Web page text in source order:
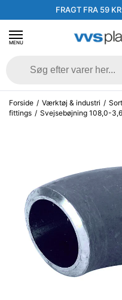
FRAGT FRA 59
MENU
Forside / Værktøj & industri /
fittings / Svejsebøjning 108,0-